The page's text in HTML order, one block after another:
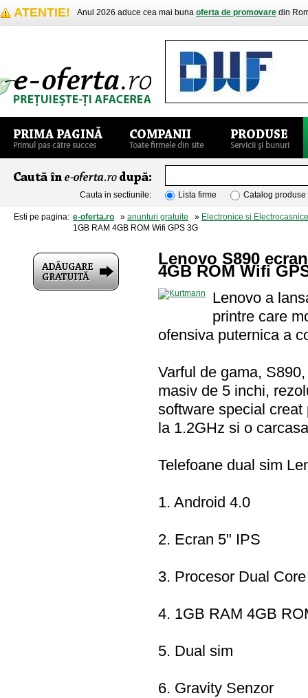
ATENTIE! Anul 2026 aduce cea mai buna oferta de promovare din
Cauta in sectiunile: Lista firme Catalog produse
Esti pe pagina: e-oferta.ro » anunturi gratuite » Electronice si Electrocasnice
1GB RAM 4GB ROM Wifi GPS 3G
Lenovo S890
4GB ROM Wifi
Lenovo a
printre care
ofensiva puternica a
Varful de gama,
masiv de 5 inchi,
software special
la 1.2GHz si o
Telefoane dual sim
1. Android 4.0
2. Ecran 5" IPS
3. Procesor Dual
4. 1GB RAM 4GB
5. Dual sim
6. Gravity Senzor